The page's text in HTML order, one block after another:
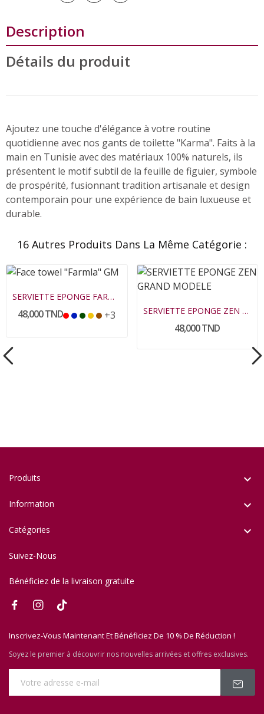
Description
Détails du produit
Ajoutez une touche d'élégance à votre routine
quotidienne avec nos gants de toilette "Karma". Faits à la
main en Tunisie avec des matériaux 100% naturels, ils
présentent le motif subtil de la feuille de figuier, symbole
de prospérité, fusionnant tradition artisanale et design
contemporain pour une expérience de bain luxueuse et
durable.
16 Autres Produits Dans La Même Catégorie :
SERVIETTE EPONGE FARMLA GREGE GRAND MODELE
48,000 TND +3 SERVIETTE EPONGE ZEN GRAND MODELE
48,000 TND
Produits 
Information 
Catégories 
Suivez-Nous
Bénéficiez de la livraison gratuite
Inscrivez-Vous Maintenant Et Bénéficiez De 10 % De Réduction !
Soyez le premier à découvrir nos nouvelles arrivées et offres exclusives.